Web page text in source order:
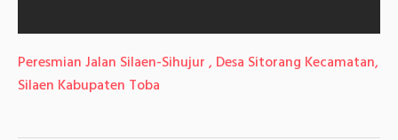
Peresmian Jalan Silaen-Sihujur , Desa Sitorang Kecamatan,
Silaen Kabupaten Toba